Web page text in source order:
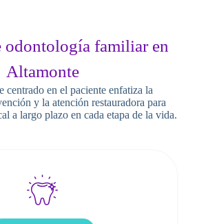
odontología familiar en
Altamonte
centrado en el paciente enfatiza la
y la atención restauradora para
a largo plazo en cada etapa de la vida.